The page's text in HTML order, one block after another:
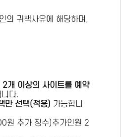
의 귀책사유에 해당하며,
2개 이상의 사이트를 예약
니다.
만 선택(적용) 가능합니
원 추가 징수)추가인원 2